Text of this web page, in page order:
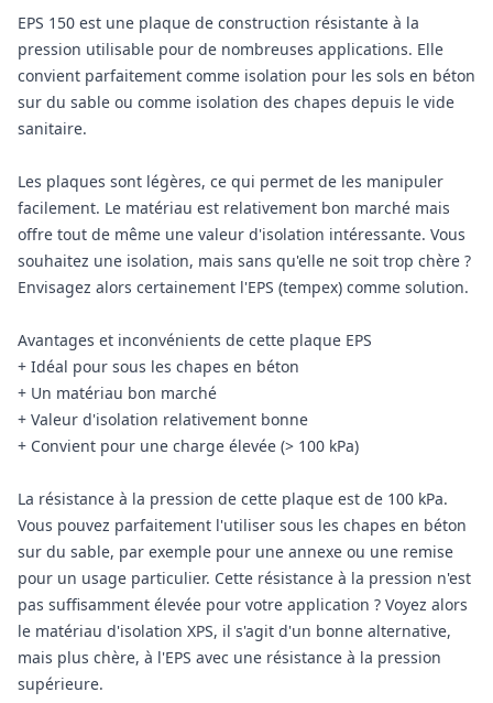
EPS 150 est une plaque de construction résistante à la
pression utilisable pour de nombreuses applications. Elle
convient parfaitement comme isolation pour les sols en béton
sur du sable ou comme isolation des chapes depuis le vide
sanitaire.
Les plaques sont légères, ce qui permet de les manipuler
facilement. Le matériau est relativement bon marché mais
offre tout de même une valeur d'isolation intéressante. Vous
souhaitez une isolation, mais sans qu'elle ne soit trop chère ?
Envisagez alors certainement l'EPS (tempex) comme solution.
Avantages et inconvénients de cette plaque EPS
+ Idéal pour sous les chapes en béton
+ Un matériau bon marché
+ Valeur d'isolation relativement bonne
+ Convient pour une charge élevée (> 100 kPa)
La résistance à la pression de cette plaque est de 100 kPa.
Vous pouvez parfaitement l'utiliser sous les chapes en béton
sur du sable, par exemple pour une annexe ou une remise
pour un usage particulier. Cette résistance à la pression n'est
pas suffisamment élevée pour votre application ? Voyez alors
le matériau d'isolation XPS, il s'agit d'un bonne alternative,
mais plus chère, à l'EPS avec une résistance à la pression
supérieure.